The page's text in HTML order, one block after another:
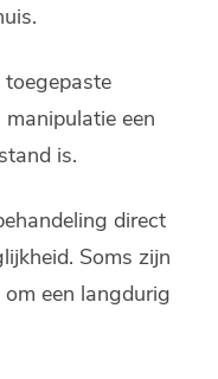
toegepaste
een
is.
direct
Soms zijn
een langdurig